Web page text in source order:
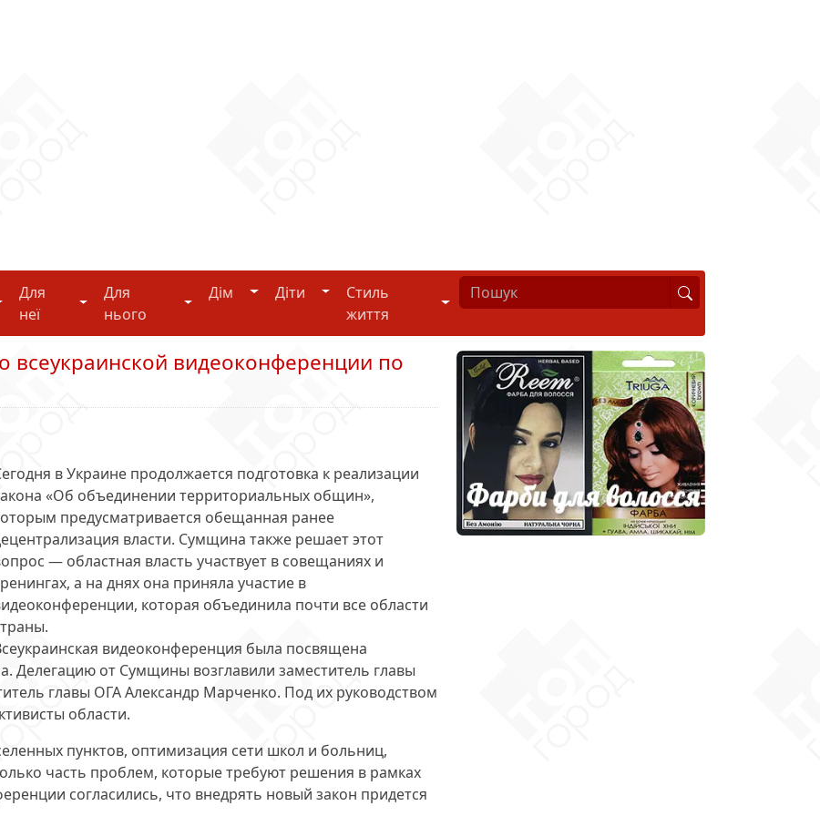
tech
Для
неї
Для неї
Для
нього
Для нього
Дім Дім Діти ДітиСтиль
життя
Стиль життя
всеукраинской видеоконференции по
в Украине продолжается подготовка к реализации
«Об объединении территориальных общин»,
предусматривается обещанная ранее
власти. Сумщина также решает этот
— областная власть участвует в совещаниях и
а на днях она приняла участие в
, которая объединила почти все области
видеоконференция была посвящена
Делегацию от Сумщины возглавили заместитель главы
главы ОГА Александр Марченко. Под их руководством
области.
пунктов, оптимизация сети школ и больниц,
часть проблем, которые требуют решения в рамках
согласились, что внедрять новый закон придется